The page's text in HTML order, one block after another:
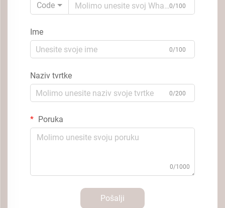
Code
0/100
Ime
0/100
Naziv tvrtke
0/200
Poruka
0/1000
Pošalji